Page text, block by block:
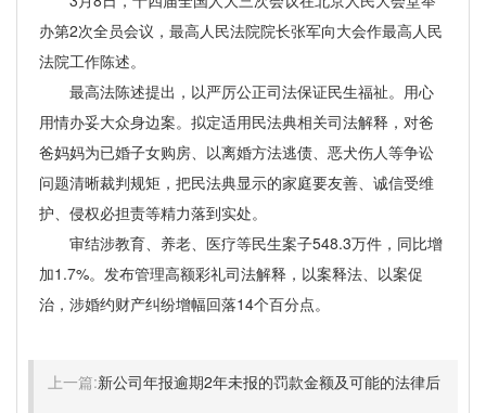
办第2次全员会议，最高人民法院院长张军向大会作最高人民
法院工作陈述。
最高法陈述提出，以严厉公正司法保证民生福祉。用心
用情办妥大众身边案。拟定适用民法典相关司法解释，对爸
爸妈妈为已婚子女购房、以离婚方法逃债、恶犬伤人等争讼
问题清晰裁判规矩，把民法典显示的家庭要友善、诚信受维
护、侵权必担责等精力落到实处。
审结涉教育、养老、医疗等民生案子548.3万件，同比增
加1.7%。发布管理高额彩礼司法解释，以案释法、以案促
治，涉婚约财产纠纷增幅回落14个百分点。
上一篇:新公司年报逾期2年未报的罚款金额及可能的法律后